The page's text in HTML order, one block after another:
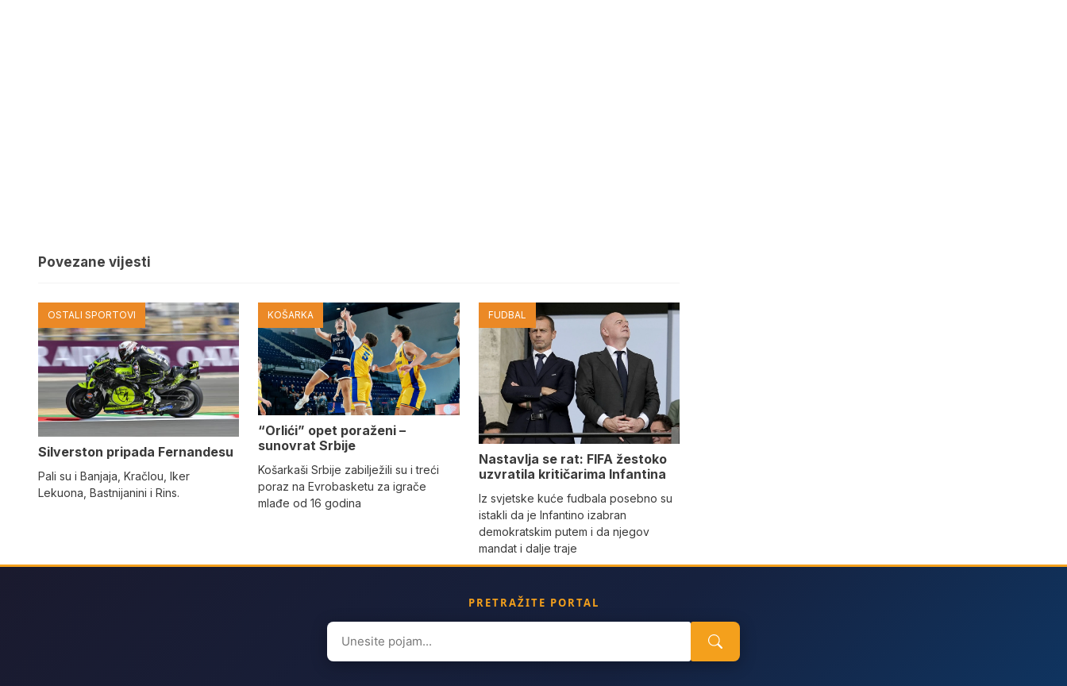
Povezane vijesti
OSTALI SPORTOVI
Silverston pripada Fernandesu
Pali su i Banjaja, Kračlou, Iker
Lekuona, Bastnijanini i Rins.
KOŠARKA
“Orlići” opet poraženi –
sunovrat Srbije
Košarkaši Srbije zabilježili su i treći
poraz na Evrobasketu za igrače
mlađe od 16 godina
FUDBAL
Nastavlja se rat: FIFA žestoko
uzvratila kritičarima Infantina
Iz svjetske kuće fudbala posebno su
istakli da je Infantino izabran
demokratskim putem i da njegov
mandat i dalje traje
PRETRAŽITE PORTAL
Search
for: